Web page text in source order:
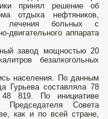
принял решение об
отдыха нефтяников,
лечения больных с
двигательного аппарата
завод мощностью 20
безалкогольных
населения. По данным
Гурьева составляла 78
819. По инициативе
Совета
как и по всей стране,